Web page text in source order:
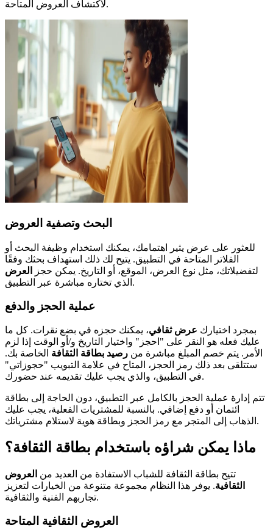
لاكتشاف العروض المتاحة.
البحث وتصفية العروض
للعثور على عرض يثير اهتمامك، يمكنك استخدام وظيفة البحث أو
الفلاتر المتاحة في التطبيق. يتيح لك ذلك استهداف بحثك وفقًا
لتفضيلاتك، مثل نوع العرض، الموقع، أو التاريخ. يمكن حجز
العرض
الذي تختاره مباشرة عبر التطبيق.
عملية الحجز والدفع
بمجرد اختيارك عرض ثقافي، يمكنك حجزه في بضع نقرات. كل ما
عليك فعله هو النقر على "احجز" واختيار التاريخ و/أو الوقت إذا لزم
الأمر. يتم خصم المبلغ مباشرة من رصيد بطاقة الثقافة الخاصة بك.
ستتلقى بعد ذلك رمز الحجز، المتاح في علامة التبويب "حجوزاتي"
في التطبيق، والذي يجب عليك تقديمه عند حضورك.
تتم إدارة عملية الحجز بالكامل عبر التطبيق، دون الحاجة إلى بطاقة
ائتمان أو دفع إضافي. بالنسبة للمشتريات الفعلية، يجب عليك
الذهاب إلى المتجر مع رمز الحجز وبطاقة هوية لاستلام مشترياتك.
ماذا يمكن شراؤه باستخدام بطاقة الثقافة؟
تتيح بطاقة الثقافة للشباب الاستفادة من العديد من العروض
الثقافية. يوفر هذا النظام مجموعة متنوعة من الخيارات لتعزيز
تجاربهم الفنية والثقافية.
العروض الثقافية المتاحة